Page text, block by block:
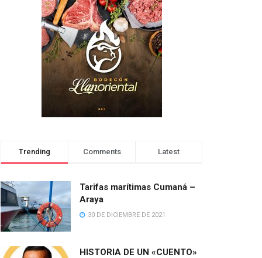
Trending Comments Latest
Tarifas marítimas Cumaná –
Araya
30 DE DICIEMBRE DE 2021
HISTORIA DE UN «CUENTO»